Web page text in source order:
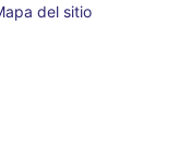
del sitio